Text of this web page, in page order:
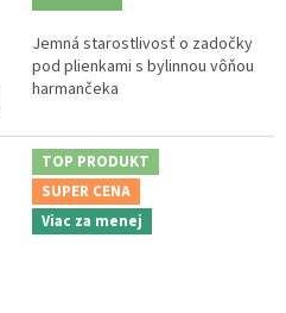
Jemná starostlivosť o zadočky
pod plienkami s bylinnou vôňou
harmančeka
TOP PRODUKT
SUPER CENA
Viac za menej